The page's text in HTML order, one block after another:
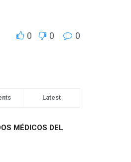
0 0 0
Latest
MÉDICOS DEL